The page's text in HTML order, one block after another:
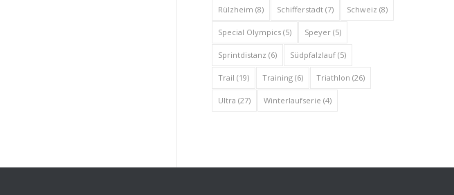
Rülzheim (8) Schifferstadt(7) Schweiz (8)
Special Olympics(5) Speyer(5)
Sprintdistanz (6) Südpfalzlauf(5)
Trail (19) Training(6) Triathlon (26)
Ultra (27) Winterlaufserie (4)